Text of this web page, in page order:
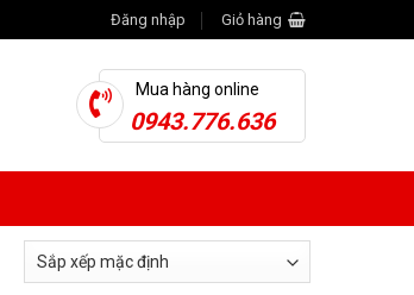
Đăng nhập Giỏ hàng
Mua hàng online
0943.776.636